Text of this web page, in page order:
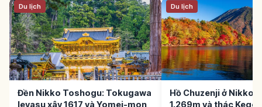
Du lịch
Đền Nikko Toshogu: Tokugawa
Ieyasu xây 1617 và Yomei-mon
Du lịch
Hồ Chuzenji ở Nikko:
1.269m và thác